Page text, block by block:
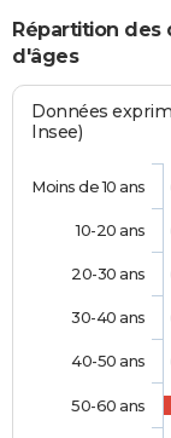
Répartition des
d'âges
Données
Insee)
Moins de 10 ans
10-20 ans
20-30 ans
30-40 ans
40-50 ans
50-60 ans